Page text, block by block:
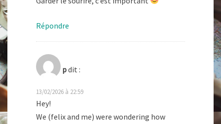
Répondre
pdit :
13/02/2026 à 22:59
Hey!
We (felix and me) were wondering how